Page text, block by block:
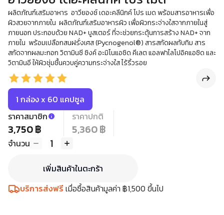
ผลิตภัณฑ์เสริมอาหาร อาวียองซ์ เดอะคลีนิกค์ โปร เมด พร้อมสารอาหารเพื่อ
ผิวสวยจากภายใน ผลิตภัณฑ์เสริมอาหารผิว เพื่อผิวกระจ่างใสจากภายในสู่
ภายนอก ประกอบด้วย NAD+ บูสเตอร์ ที่จะช่วยกระตุ้นการสร้าง NAD+ จาก
ภายใน พร้อมเปลือกสนฝรั่งเศส (Pycnogenol®) สารสกัดผลทับทิม สาร
สกัดจากผลมะกอก วิตามินซี ซิงค์ อะมิโนแอซิด คีเลต แอลฟาไลโปอิคแอซิด และ
วิตามินอี ให้ผิวชุ่มชื้นควบคู่ความกระจ่างใส ไร้ริ้วรอย
1 กล่อง x 60 แคปซูล
ราคาสมาชิก
3,750 ฿
ราคาปกติ
5,360 ฿
จำนวน 1
เพิ่มสินค้าในตะกร้า
บริการส่งฟรีเมื่อซื้อสินค้ามูลค่า ฿1,500 ขึ้นไป